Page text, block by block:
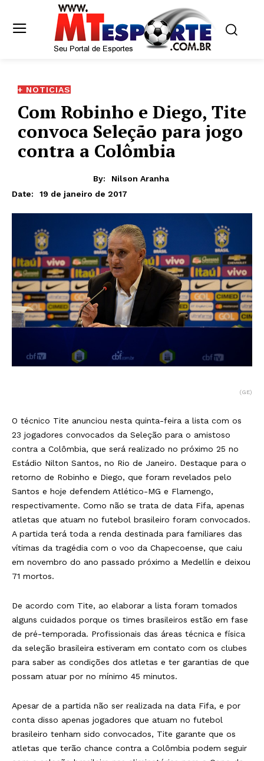
+ NOTICIAS
Com Robinho e Diego, Tite
convoca Seleção para jogo
contra a Colômbia
By:
Nilson Aranha
Date:
19 de janeiro de 2017
(GE)
O técnico Tite anunciou nesta quinta-feira a lista com os
23 jogadores convocados da Seleção para o amistoso
contra a Colômbia, que será realizado no próximo 25 no
Estádio Nilton Santos, no Rio de Janeiro. Destaque para o
retorno de Robinho e Diego, que foram revelados pelo
Santos e hoje defendem Atlético-MG e Flamengo,
respectivamente. Como não se trata de data Fifa, apenas
atletas que atuam no futebol brasileiro foram convocados.
A partida terá toda a renda destinada para familiares das
vítimas da tragédia com o voo da Chapecoense, que caiu
em novembro do ano passado próximo a Medellín e deixou
71 mortos.
De acordo com Tite, ao elaborar a lista foram tomados
alguns cuidados porque os times brasileiros estão em fase
de pré-temporada. Profissionais das áreas técnica e física
da seleção brasileira estiveram em contato com os clubes
para saber as condições dos atletas e ter garantias de que
possam atuar por no mínimo 45 minutos.
Apesar de a partida não ser realizada na data Fifa, e por
conta disso apenas jogadores que atuam no futebol
brasileiro tenham sido convocados, Tite garante que os
atletas que terão chance contra a Colômbia podem seguir